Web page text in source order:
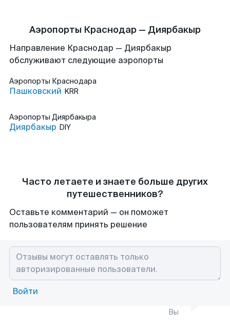
Аэропорты Краснодар — Диярбакыр
Направление Краснодар — Диярбакыр
обслуживают следующие аэропорты
Аэропорты Краснодара
Пашковский KRR
Аэропорты Диярбакыра
Диярбакыр DIY
Часто летаете и знаете больше других
путешественников?
Оставьте комментарий — он поможет
пользователям принять решение
Войти
Вы